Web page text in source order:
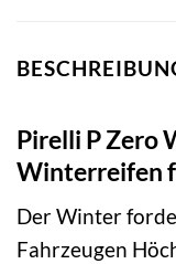
Pirelli P Zero
Winterreifen
Der Winter
Fahrzeugen